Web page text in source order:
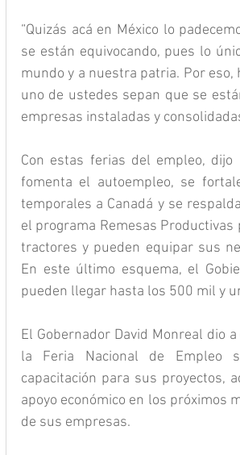
“Quizás acá en México lo
se están equivocando, pues lo
mundo y a nuestra patria. Por
uno de ustedes sepan que se
empresas instaladas y
Con estas ferias del empleo,
fomenta el autoempleo, se
temporales a Canadá y se
el programa Remesas
tractores y pueden equipar sus
En este último esquema, el
pueden llegar hasta los 500 mil y
El Gobernador David Monreal dio
la Feria Nacional de Empleo
capacitación para sus proyectos,
apoyo económico en los próximos
de sus empresas.